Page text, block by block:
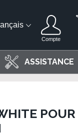
Compte
ASSISTANCE
POUR